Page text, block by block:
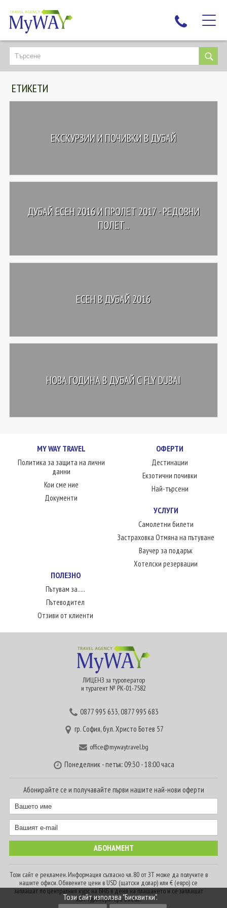
НАЙ-ТЪРСЕНИ
ДЕСТИНАЦИИ
ЕКЗОТИЧНИ ПОЧИВКИ
ЛЮБОПИТНО
КОНТАКТИ
ЕТИКЕТИ
ЕКСКУРЗИИ И ПОЧИВКИ В ДУБАЙ
ДУБАЙ ЕСЕН 2016 И ПРОЛЕТ 2017 - РЕДОВНИ
ПОЛЕТ...
ЕСЕН В ДУБАЙ 2016
НОВА ГОДИНА В ДУБАЙ С FLY DUBAI
MY WAY TRAVEL
Политика за защита на лични
данни
Кои сме ние
Документи
ОФЕРТИ
Дестинации
Екзотични почивки
Най-търсени
УСЛУГИ
Самолетни билети
Застраховка Отмяна на пътуване
Ваучер за подарък
Хотелски резервации
ПОЛЕЗНО
Пътувам за.....
Пътеводител
Отзиви от клиенти
ЛИЦЕНЗ за туроператор
и турагент № РК-01-7582
0877 995 633,0877 995 683
гр. София, бул. Христо Ботев 57
office@mywaytravel.bg
Понеделник - петък: 09:30 - 18:00 часа
Абонирайте се и получавайте първи нашите най-нови оферти
Този сайт е рекламен. Информация съгласно чл. 80 от ЗТ може да получите в
нашите офиси. Обявените цени в USD (щатски долар) или € (евро) се
заплащат по централния курс на БНБ в деня на плащането и се заплащат
към туроператора в лева.
Този сайт използва "Бисквитки".